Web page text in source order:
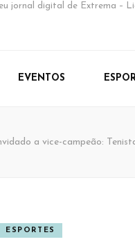
jornal digital de Extrema –
EVENTOS
a vice-campeão:
ESPORTES